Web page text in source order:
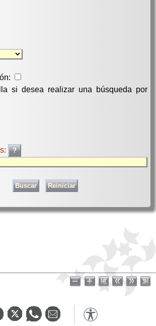
si desea realizar una búsqueda por